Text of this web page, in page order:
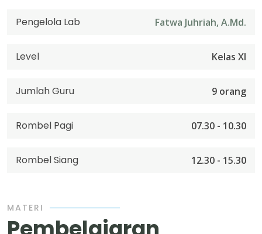
Pengelola Lab Fatwa Juhriah, A.Md.
Level Kelas XI
Jumlah Guru 9 orang
Rombel Pagi 07.30 - 10.30
Rombel Siang 12.30 - 15.30
MATERI